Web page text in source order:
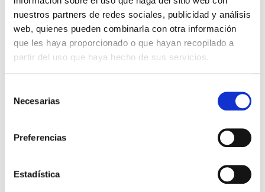
nuestros partners de redes sociales, publicidad y análisis
web, quienes pueden combinarla con otra información
que les haya proporcionado o que hayan recopilado a
partir del uso que haya hecho de sus servicios.
Necesarias
Preferencias
Estadística
SORIA NATURAL
Naturcitina, Lecitina de Soja Granulada
(400g)
15.79€
Página 1 de 1, mostrando 5 resultados de 5 en total,